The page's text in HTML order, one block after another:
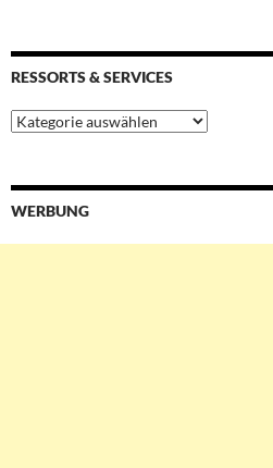
RESSORTS & SERVICES
Ressorts
&
WERBUNG